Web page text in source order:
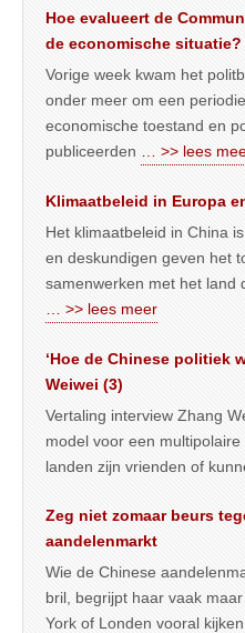
Hoe evalueert de
de economische situatie?
Vorige week kwam het
onder meer om een
economische toestand en
publiceerden
… >> lees
Klimaatbeleid in Europa
Het klimaatbeleid in China
en deskundigen geven het
samenwerken met het land
… >> lees meer
‘Hoe de Chinese politiek
Weiwei (3)
Vertaling interview Zhang
model voor een
landen zijn vrienden of
Zeg niet zomaar beurs
aandelenmarkt
Wie de Chinese
bril, begrijpt haar vaak
York of Londen vooral